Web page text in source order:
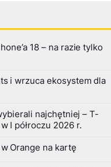
18 – na razie tylko
i wrzuca ekosystem dla
najchętniej – T-
I półroczu 2026 r.
Orange na kartę